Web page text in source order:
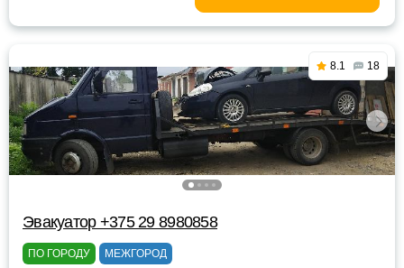
8.1 18
Эвакуатор +375 29 8980858
ПО ГОРОДУ МЕЖГОРОД